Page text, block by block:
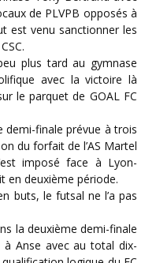
de PLVPB opposés à
est venu sanctionner les
plus tard au gymnase
avec la victoire là
le parquet de GOAL FC
demi-finale prévue à trois
du forfait de l’AS Martel
imposé face à Lyon-
en deuxième période.
buts, le futsal ne l’a pas
la deuxième demi-finale
à Anse avec au total dix-